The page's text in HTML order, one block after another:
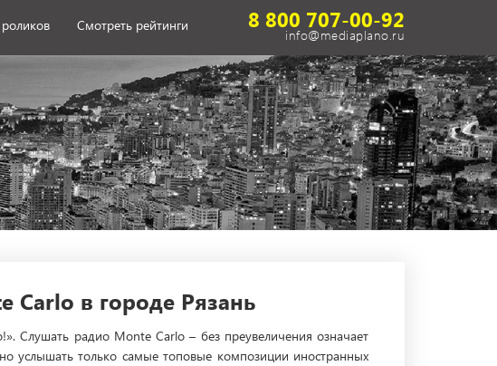
Смотреть рейтинги 8 800 707-00-92
info@mediaplano.ru
в городе Рязань
Слушать радио Monte Carlo – без преувеличения означает
услышать только самые топовые композиции иностранных